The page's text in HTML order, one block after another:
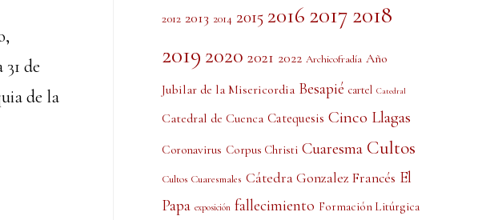
de
de la
2012 2013 2014 20152016 2017 2018
2019 2020 2021 2022 Archicofradía Año
Jubilar de la Misericordia Besapié cartel Catedral
Catedral de Cuenca Catequesis Cinco Llagas
Coronavirus Corpus Christi Cuaresma Cultos
Cultos Cuaresmales Cátedra Gonzalez Francés El
Papa exposición fallecimiento Formación Litúrgica